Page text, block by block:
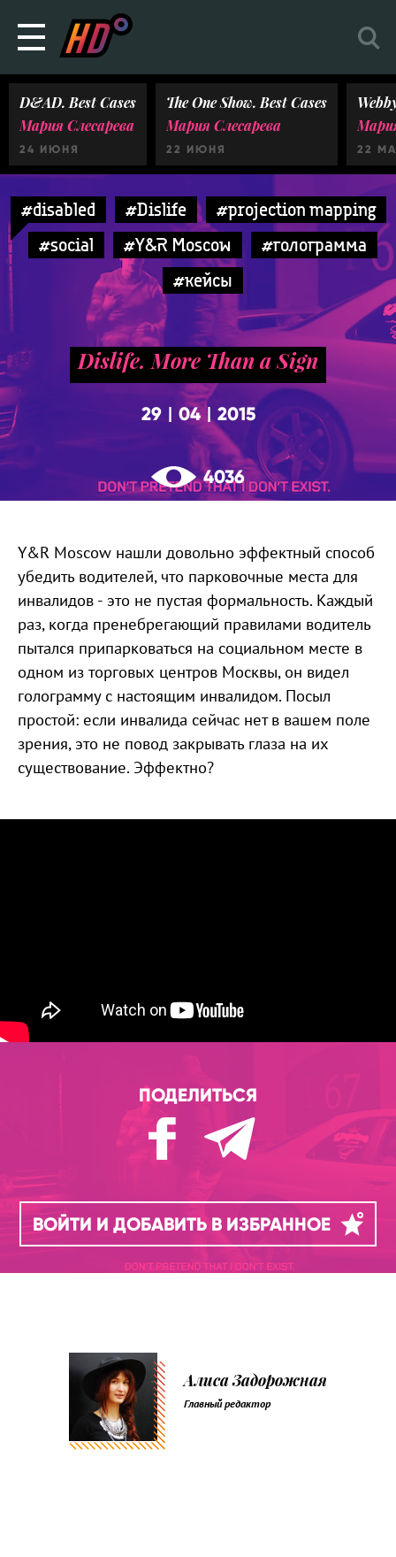
D&AD. Best Cases
Мария Слесарева
24 ИЮНЯ
The One Show. Best Cases
Мария Слесарева
22 ИЮНЯ 22
#disabled #Dislife
#projection mapping
#social
#Y&R Moscow
#голограмма
#кейсы
Dislife. More Than a Sign
29 04| 2015
4036
Y&R Moscow нашли довольно эффектный способ
убедить водителей, что парковочные места для
инвалидов - это не пустая формальность. Каждый
раз, когда пренебрегающий правилами водитель
пытался припарковаться на социальном месте в
одном из торговых центров Москвы, он видел
голограмму с настоящим инвалидом. Посыл
простой: если инвалида сейчас нет в вашем поле
зрения, это не повод закрывать глаза на их
существование. Эффектно?
ПОДЕЛИТЬСЯ
ВОЙТИ И ДОБАВИТЬ В ИЗБРАННОЕ
Алиса Задорожная
Главный редактор